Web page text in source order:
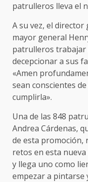
patrulleros lleva el
A su vez, el director
mayor general
patrulleros trabajar
decepcionar a sus
«Amen
sean conscientes
cumplirla».
Una de las 848
Andrea Cárdenas,
de esta promoción,
retos en esta
y llega uno como
empezar a pintarse